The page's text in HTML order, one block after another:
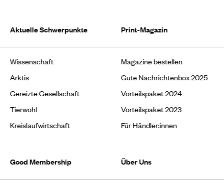
Aktuelle Schwerpunkte
Wissenschaft
Arktis
Gereizte Gesellschaft
Tierwohl
Kreislaufwirtschaft
Print-Magazin
Magazine bestellen
Gute Nachrichtenbox 2025
Vorteilspaket 2024
Vorteilspaket 2023
Für Händler:innen
Good Membership Über Uns